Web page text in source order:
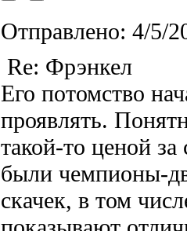
Отправлено: 4/5/
Re: Фрэнкел
Его потомство
проявлять.
такой-то ценой
были чемпионы-
скачек, в том